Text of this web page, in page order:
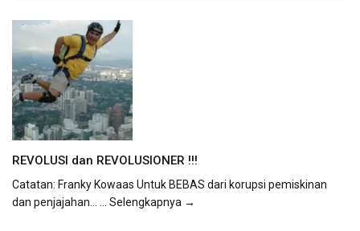
REVOLUSI dan REVOLUSIONER !!!
Catatan: Franky Kowaas Untuk BEBAS dari korupsi pemiskinan
dan penjajahan...
... Selengkapnya →